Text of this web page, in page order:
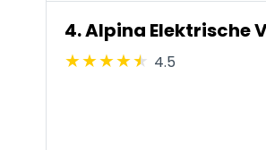
4. Alpina Elektrische
4.5